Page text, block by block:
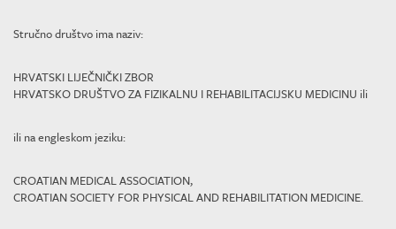
Stručno društvo ima naziv:
HRVATSKI LIJEČNIČKI ZBOR
HRVATSKO DRUŠTVO ZA FIZIKALNU I REHABILITACIJSKU MEDICINU ili
ili na engleskom jeziku:
CROATIAN MEDICAL ASSOCIATION,
CROATIAN SOCIETY FOR PHYSICAL AND REHABILITATION MEDICINE.